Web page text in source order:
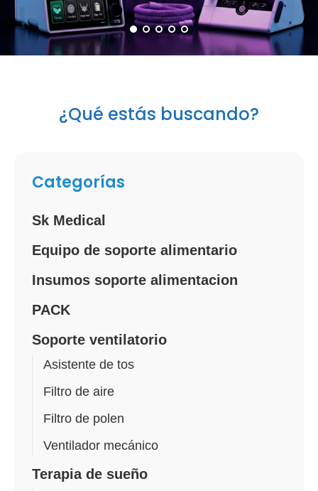
¿Qué estás buscando?
Categorías
Sk Medical
Equipo de soporte alimentario
Insumos soporte alimentacion
PACK
Soporte ventilatorio
Asistente de tos
Filtro de aire
Filtro de polen
Ventilador mecánico
Terapia de sueño